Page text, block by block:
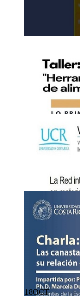
Matrícula:
Fecha límite de
https://
2225-1348
OCT
Taller:
casa
18OCT